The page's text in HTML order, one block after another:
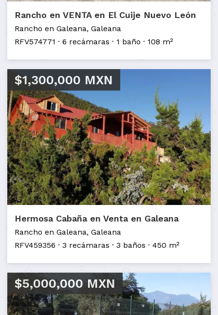
Rancho en VENTA en El Cuije Nuevo León
Rancho en Galeana, Galeana
RFV574771
6 recámaras 1 baño 108 m²
$1,300,000 MXN
Hermosa Cabaña en Venta en Galeana
Rancho en Galeana, Galeana
RFV459356
3 recámaras 3 baños 450 m²
$5,000,000 MXN